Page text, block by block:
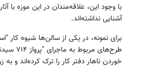
با وجود این، علاقه‌مندان در این موزه با
آشنایی نداشته‌اند.
برای نمونه، در یکی از سالن‌ها شیوه
خوردن ناهار دفتر کار را ترک کرده‌اند و به